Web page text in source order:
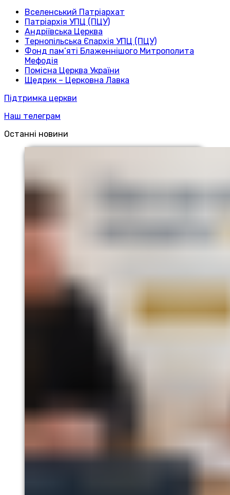
Вселенський Патріархат
Патріархія УПЦ (ПЦУ)
Андріївська Церква
Тернопільська Єпархія УПЦ (ПЦУ)
Фонд пам’яті Блаженнішого Митрополита
Мефодія
Помісна Церква України
Щедрик – Церковна Лавка
Підтримка церкви
Наш телеграм
Останні новини